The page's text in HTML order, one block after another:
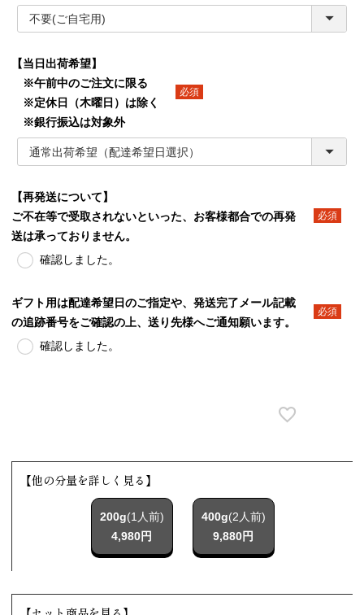
(必須)
【当日出荷希望】
※午前中のご注文に限る
※定休日（木曜日）は除く
※銀行振込は対象外
【再発送について】
ご不在等で受取されないといった、お客様都合での再発
送は承っておりません。
確認しました。
ギフト用は配達希望日のご指定や、発送完了メール記載
の追跡番号をご確認の上、送り先様へご通知願います。
確認しました。
【他の分量を詳しく見る】
200g(1人前)
4,980円
400g(2人前)
9,880円